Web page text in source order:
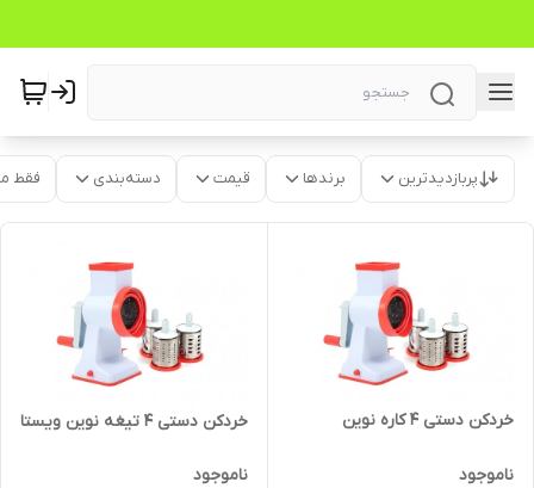
پربازدیدترین برندها قیمت دسته‌بندی فقط
خردکن دستی ۴ کاره نوین
ناموجود
خردکن دستی ۴ تیغه نوین ویستا
ناموجود